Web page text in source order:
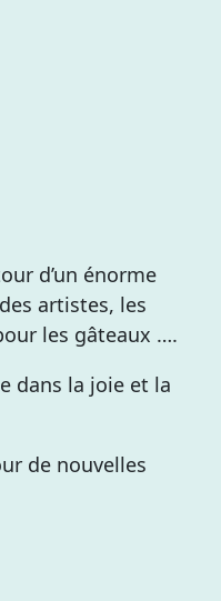
d’un énorme
artistes, les
les gâteaux ….
dans la joie et la
de nouvelles